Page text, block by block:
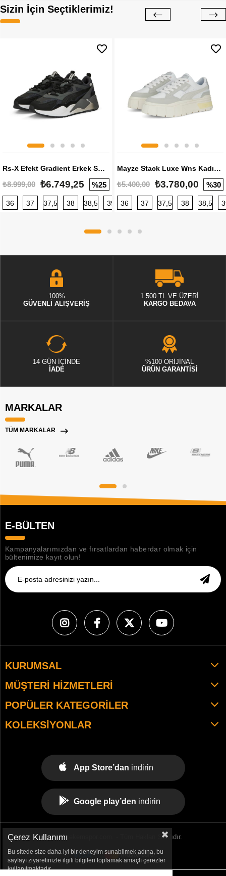
Sizin İçin Seçtiklerimiz!
Rs-X Efekt Gradient Erkek Sneaker
₺8.999,00 ₺6.749,25 %25
36 37 37,5 38 38,5 39 40 40,5 41 42 42,5
Mayze Stack Luxe Wns Kadın Sneaker
₺5.400,00 ₺3.780,00 %30
36 37 37,5 38 38,5
100%
GÜVENLİ ALIŞVERİŞ
1.500 TL VE ÜZERİ
KARGO BEDAVA
14 GÜN İÇİNDE
İADE
%100 ORİJİNAL
ÜRÜN GARANTİSİ
MARKALAR
TÜM MARKALAR
E-BÜLTEN
Kampanyalarımızdan ve fırsatlardan haberdar olmak için
bültenimize kayıt olun!
KURUMSAL
MÜŞTERI HIZMETLERI
POPÜLER KATEGORILER
KOLEKSIYONLAR
App Store’dan indirin
Google play’den indirin
© 2021 tekemspor.com. - Tüm Hakları Saklıdır.
Çerez Kullanımı
Bu sitede size daha iyi bir deneyim sunabilmek adına, bu
sayfayı ziyaretinizle ilgili bilgileri toplamak amaçlı çerezler
kullanılmaktadır.